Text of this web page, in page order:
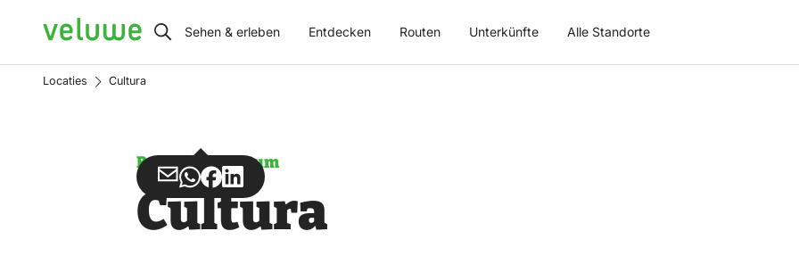
Veluwe Sehen & erleben Entdecken Routen Unterkünfte Alle Standorte
Locaties Cultura
Besucherzentrum
Teilen
über
Teilen
über
Teilen
auf
Teilen
auf
Cultura